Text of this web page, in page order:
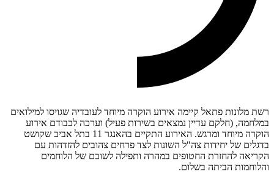
רשת מלונות פתאל קיימה אירוע הוקרה מיוחד לעובדיה שגויסו למילואים
במלחמה, (חלקם עדיין נמצאים בשירות פעיל) וערכה לכבודם אירוע
הוקרה מיוחד ומרגש. האירוע התקיים בהאנגר 11 בתל אביב שקושט
בדגלים של יחידות צה"ל השונות לצד פרחים צהובים להזדהות עם
הקריאה להחזרת החטופים במהרה ותפילה לשובם של הלוחמים
והלוחמות הביתה בשלום.